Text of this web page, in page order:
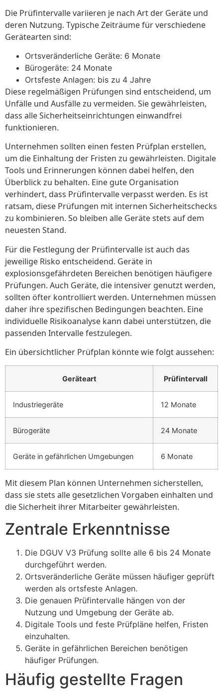
Die Prüfintervalle variieren je nach Art der Geräte und
deren Nutzung. Typische Zeiträume für verschiedene
Gerätearten sind:
Ortsveränderliche Geräte: 6 Monate
Bürogeräte: 24 Monate
Ortsfeste Anlagen: bis zu 4 Jahre
Diese regelmäßigen Prüfungen sind entscheidend, um
Unfälle und Ausfälle zu vermeiden. Sie gewährleisten,
dass alle Sicherheitseinrichtungen einwandfrei
funktionieren.
Unternehmen sollten einen festen Prüfplan erstellen,
um die Einhaltung der Fristen zu gewährleisten. Digitale
Tools und Erinnerungen können dabei helfen, den
Überblick zu behalten. Eine gute Organisation
verhindert, dass Prüfintervalle verpasst werden. Es ist
ratsam, diese Prüfungen mit internen Sicherheitschecks
zu kombinieren. So bleiben alle Geräte stets auf dem
neuesten Stand.
Für die Festlegung der Prüfintervalle ist auch das
jeweilige Risko entscheidend. Geräte in
explosionsgefährdeten Bereichen benötigen häufigere
Prüfungen. Auch Geräte, die intensiver genutzt werden,
sollten öfter kontrolliert werden. Unternehmen müssen
daher ihre spezifischen Bedingungen beachten. Eine
individuelle Risikoanalyse kann dabei unterstützen, die
passenden Intervalle festzulegen.
Ein übersichtlicher Prüfplan könnte wie folgt aussehen:
Geräteart Prüfintervall
Industriegeräte 12 Monate
Bürogeräte 24 Monate
Geräte in gefährlichen Umgebungen 6 Monate
Mit diesem Plan können Unternehmen sicherstellen,
dass sie stets alle gesetzlichen Vorgaben einhalten und
die Sicherheit ihrer Mitarbeiter gewährleisten.
Zentrale Erkenntnisse
Die DGUV V3 Prüfung sollte alle 6 bis 24 Monate
durchgeführt werden.
Ortsveränderliche Geräte müssen häufiger geprüft
werden als ortsfeste Anlagen.
Die genauen Prüfintervalle hängen von der
Nutzung und Umgebung der Geräte ab.
Digitale Tools und feste Prüfpläne helfen, Fristen
einzuhalten.
Geräte in gefährlichen Bereichen benötigen
häufiger Prüfungen.
Häufig gestellte Fragen